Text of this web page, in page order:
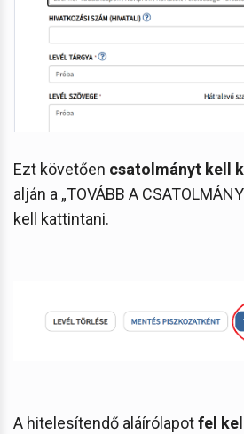
Ezt követően csatolmányt kell
alján a „TOVÁBB A
kell kattintani.
A hitelesítendő aláírólapotfel